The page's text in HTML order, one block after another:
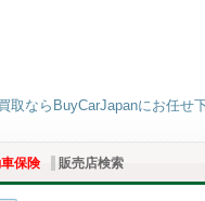
取ならBuyCarJapanにお任せ下
保険 販売店検索